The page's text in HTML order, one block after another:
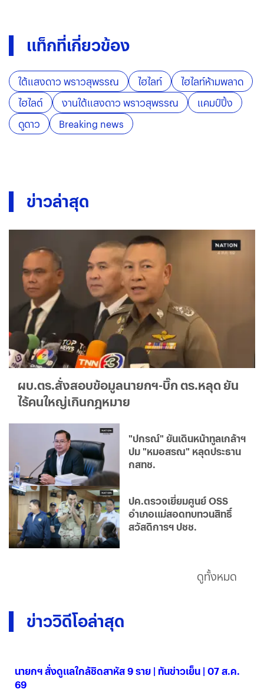
แท็กที่เกี่ยวข้อง
ใต้แสงดาว พราวสุพรรณ ไฮไลท์
ไฮไลท์ห้ามพลาด
ไฮไลต์
งานใต้แสงดาว พราวสุพรรณ
แคมป์ปิ้ง
ดูดาว
Breaking news
ข่าวล่าสุด
ผบ.ตร.สั่งสอบข้อมูลนายกฯ-บิ๊ก ตร.หลุด ยัน
ไร้คนใหญ่เกินกฎหมาย
"ปกรณ์" ยันเดินหน้าทูลเกล้าฯ
ปม "หมอสรณ" หลุดประธาน
กสทช.
ปค.ตรวจเยี่ยมศูนย์ OSS
อำเภอแม่สอดทบทวนสิทธิ์
สวัสดิการฯ ปชช.
ดูทั้งหมด
ข่าววิดีโอล่าสุด
นายกฯ สั่งดูแลใกล้ชิดสาหัส 9 ราย | ทันข่าวเย็น | 07 ส.ค.
69